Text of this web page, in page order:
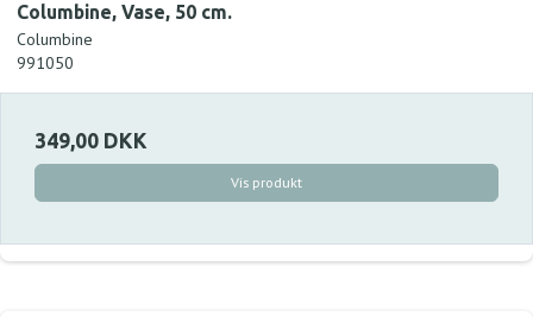
Columbine, Vase, 50 cm.
Columbine
991050
349,00 DKK
Vis produkt